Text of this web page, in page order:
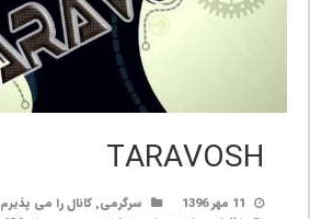
TARAVOSH
11 مهر 1396 سرگرمی,کانال را می پذیرم